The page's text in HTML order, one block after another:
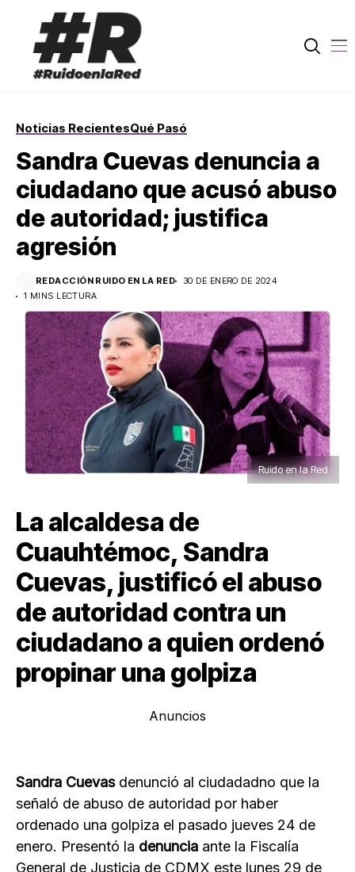
Noticias RecientesQué Pasó
Sandra Cuevas denuncia a
ciudadano que acusó abuso
de autoridad; justifica
agresión
REDACCIÓN RUIDO EN LA RED
30 DE ENERO DE 2024
1 MINS LECTURA
Ruido en la Red
La alcaldesa de
Cuauhtémoc, Sandra
Cuevas, justificó el abuso
de autoridad contra un
ciudadano a quien ordenó
propinar una golpiza
Anuncios
Sandra Cuevasdenunció al ciudadadno que la
señaló de abuso de autoridad por haber
ordenado una golpiza el pasado jueves 24 de
enero. Presentó la denuncia ante la Fiscalía
General de Justicia de CDMX este lunes 29 de